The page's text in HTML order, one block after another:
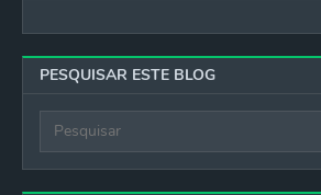
PESQUISAR ESTE BLOG